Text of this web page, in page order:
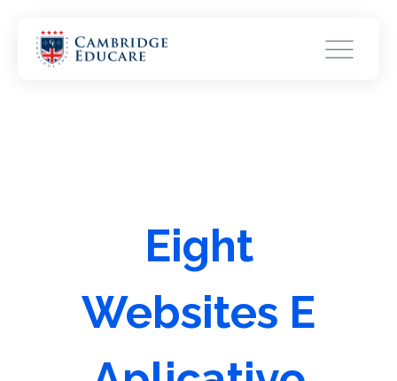
Eight
Websites E